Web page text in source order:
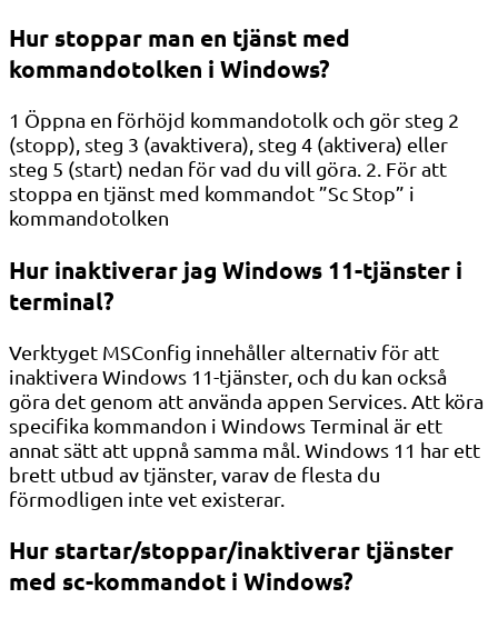
Hur stoppar man en tjänst med
kommandotolken i Windows?
1 Öppna en förhöjd kommandotolk och gör steg 2
(stopp), steg 3 (avaktivera), steg 4 (aktivera) eller
steg 5 (start) nedan för vad du vill göra. 2. För att
stoppa en tjänst med kommandot ”Sc Stop” i
kommandotolken
Hur inaktiverar jag Windows 11-tjänster i
terminal?
Verktyget MSConfig innehåller alternativ för att
inaktivera Windows 11-tjänster, och du kan också
göra det genom att använda appen Services. Att köra
specifika kommandon i Windows Terminal är ett
annat sätt att uppnå samma mål. Windows 11 har ett
brett utbud av tjänster, varav de flesta du
förmodligen inte vet existerar.
Hur startar/stoppar/inaktiverar tjänster
med sc-kommandot i Windows?